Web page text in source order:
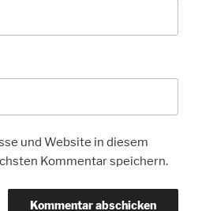
und Website in diesem
Kommentar speichern.